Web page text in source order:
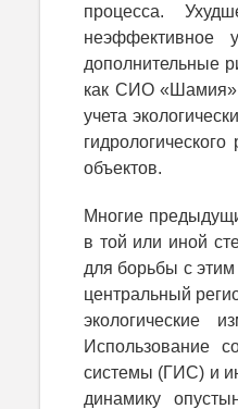
процесса.
неэффективное
дополнительные
как СИО «Шамия»
учета
объектов.
Многие
в той или иной
для борьбы с
центральный
экологические
Использование
системы (ГИС) и
динамику